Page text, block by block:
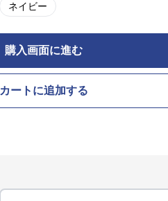
ネイビー
購入画面に進む
カートに追加する